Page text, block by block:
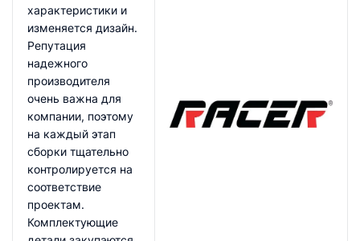
характеристики и
изменяется дизайн.
Репутация
надежного
производителя
очень важна для
компании, поэтому
на каждый этап
сборки тщательно
контролируется на
соответствие
проектам.
Комплектующие